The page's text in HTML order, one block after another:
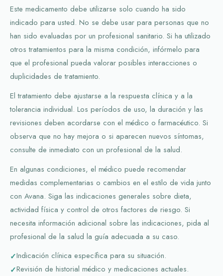
Este medicamento debe utilizarse solo cuando ha sido
indicado para usted. No se debe usar para personas que no
han sido evaluadas por un profesional sanitario. Si ha utilizado
otros tratamientos para la misma condición, infórmelo para
que el profesional pueda valorar posibles interacciones o
duplicidades de tratamiento.
El tratamiento debe ajustarse a la respuesta clínica y a la
tolerancia individual. Los períodos de uso, la duración y las
revisiones deben acordarse con el médico o farmacéutico. Si
observa que no hay mejora o si aparecen nuevos síntomas,
consulte de inmediato con un profesional de la salud.
En algunas condiciones, el médico puede recomendar
medidas complementarias o cambios en el estilo de vida junto
con Avana. Siga las indicaciones generales sobre dieta,
actividad física y control de otros factores de riesgo. Si
necesita información adicional sobre las indicaciones, pida al
profesional de la salud la guía adecuada a su caso.
Indicación clínica específica para su situación.
Revisión de historial médico y medicaciones actuales.